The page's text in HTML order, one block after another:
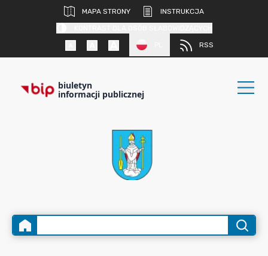
MAPA STRONY
INSTRUKCJA
RSS
biuletyn
informacji publicznej